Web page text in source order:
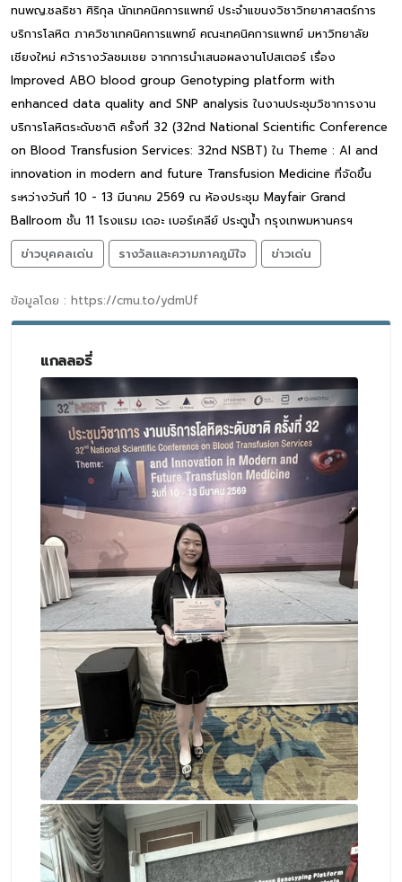
ทนพญ.ชลธิชา ศิริกุล นักเทคนิคการแพทย์ ประจำแขนงวิชาวิทยาศาสตร์การ
บริการโลหิต ภาควิชาเทคนิคการแพทย์ คณะเทคนิคการแพทย์ มหาวิทยาลัย
เชียงใหม่ คว้ารางวัลชมเชย จากการนำเสนอผลงานโปสเตอร์ เรื่อง
Improved ABO blood group Genotyping platform with
enhanced data quality and SNP analysis ในงานประชุมวิชาการงาน
บริการโลหิตระดับชาติ ครั้งที่ 32 (32nd National Scientific Conference
on Blood Transfusion Services: 32nd NSBT) ใน Theme : AI and
innovation in modern and future Transfusion Medicine ที่จัดขึ้น
ระหว่างวันที่ 10 - 13 มีนาคม 2569 ณ ห้องประชุม Mayfair Grand
Ballroom ชั้น 11 โรงแรม เดอะ เบอร์เคลีย์ ประตูน้ำ กรุงเทพมหานครฯ
ข่าวบุคคลเด่น
รางวัลและความภาคภูมิใจ ข่าวเด่น
ข้อมูลโดย : https://cmu.to/ydmUf
แกลลอรี่